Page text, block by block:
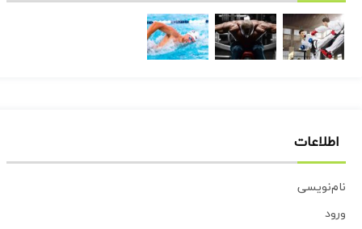
اطلاعات
نام‌نویسی
ورود